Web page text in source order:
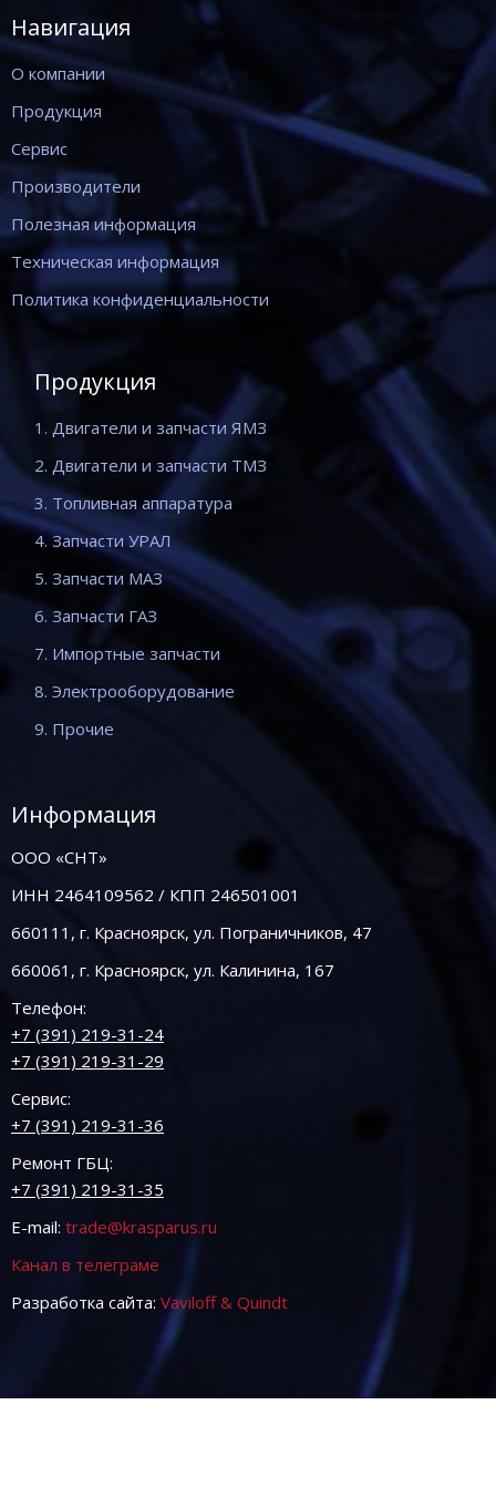
Навигация
О компании
Продукция
Сервис
Производители
Полезная информация
Техническая информация
Политика конфиденциальности
Продукция
1. Двигатели и запчасти ЯМЗ
2. Двигатели и запчасти ТМЗ
3. Топливная аппаратура
4. Запчасти УРАЛ
5. Запчасти МАЗ
6. Запчасти ГАЗ
7. Импортные запчасти
8. Электрооборудование
9. Прочие
Информация
ООО «СНТ»
ИНН 2464109562 / КПП 246501001
660111, г. Красноярск, ул. Пограничников, 47
660061, г. Красноярск, ул. Калинина, 167
Телефон:
+7 (391) 219-31-24
+7 (391) 219-31-29
Сервис:
+7 (391) 219-31-36
Ремонт ГБЦ:
+7 (391) 219-31-35
E-mail: trade@krasparus.ru
Канал в телеграме
Разработка сайта: Vaviloff & Quindt